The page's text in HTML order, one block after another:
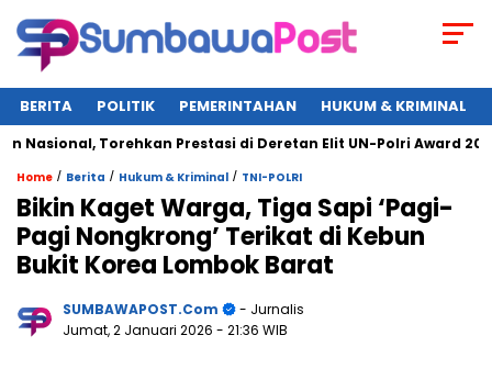
BERITA POLITIK PEMERINTAHAN HUKUM & KRIMINAL
Torehkan Prestasi di Deretan Elit UN-Polri Award 2025
Home / Berita / Hukum & Kriminal / TNI-POLRI
Bikin Kaget Warga, Tiga Sapi ‘Pagi-
Pagi Nongkrong’ Terikat di Kebun
Bukit Korea Lombok Barat
SUMBAWAPOST.com
- Jurnalis
Jumat, 2 Januari 2026 - 21:36 WIB